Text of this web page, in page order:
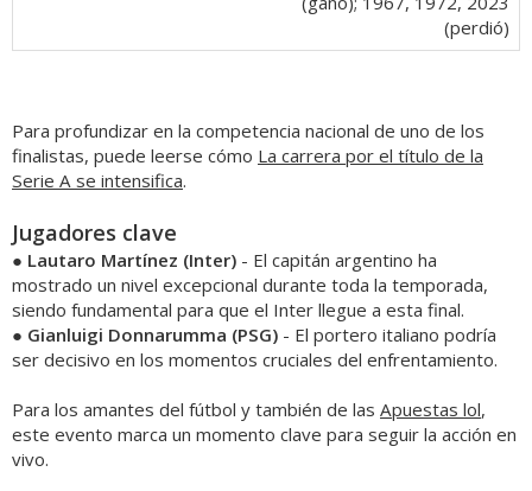
(perdió)
Para profundizar en la competencia nacional de uno de los
finalistas, puede leerse cómo La carrera por el título de la
Serie A se intensifica.
Jugadores clave
● Lautaro Martínez (Inter) - El capitán argentino ha
mostrado un nivel excepcional durante toda la temporada,
siendo fundamental para que el Inter llegue a esta final.
● Gianluigi Donnarumma (PSG) - El portero italiano podría
ser decisivo en los momentos cruciales del enfrentamiento.
Para los amantes del fútbol y también de las Apuestas lol,
este evento marca un momento clave para seguir la acción en
vivo.